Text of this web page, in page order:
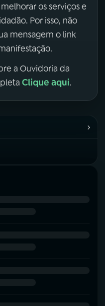
os serviços e
Por isso, não
mensagem o link
a Ouvidoria da
Clique aqui.
›